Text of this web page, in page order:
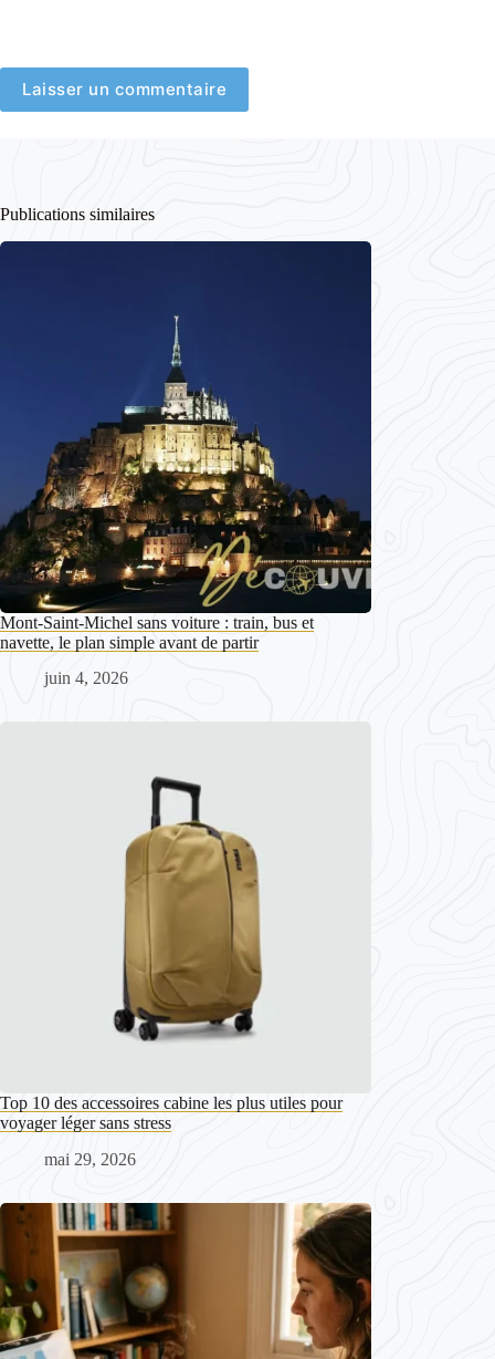
Laisser un commentaire
Publications similaires
Mont-Saint-Michel sans voiture : train, bus et
navette, le plan simple avant de partir
juin 4, 2026
Top 10 des accessoires cabine les plus utiles pour
voyager léger sans stress
mai 29, 2026